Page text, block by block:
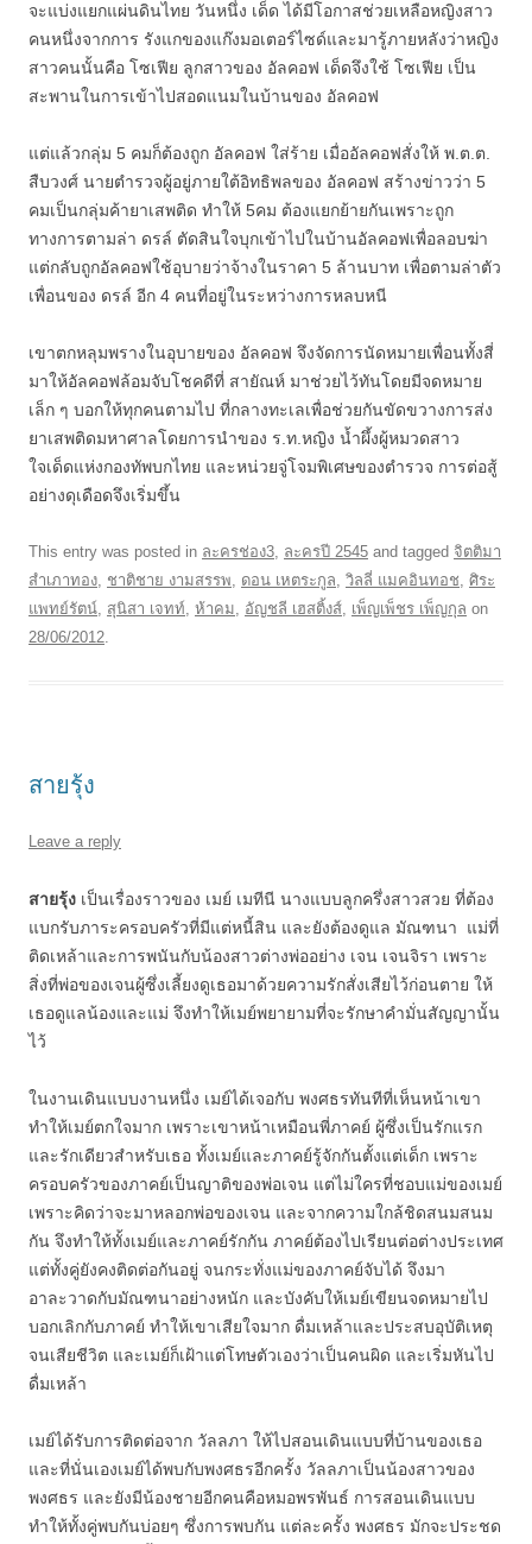
จะแบ่งแยกแผ่นดินไทย วันหนึ่ง เด็ด ได้มีโอกาสช่วยเหลือหญิงสาว
คนหนึ่งจากการ รังแกของแก๊งมอเตอร์ไซด์และมารู้ภายหลังว่าหญิง
สาวคนนั้นคือ โซเฟีย ลูกสาวของ อัลคอฟ เด็ดจึงใช้ โซเฟีย เป็น
สะพานในการเข้าไปสอดแนมในบ้านของ อัลคอฟ
แต่แล้วกลุ่ม 5 คมก็ต้องถูก อัลคอฟ ใส่ร้าย เมื่ออัลคอฟสั่งให้ พ.ต.ต.
สืบวงศ์ นายตำรวจผู้อยู่ภายใต้อิทธิพลของ อัลคอฟ สร้างข่าวว่า 5
คมเป็นกลุ่มค้ายาเสพติด ทำให้ 5คม ต้องแยกย้ายกันเพราะถูก
ทางการตามล่า ดรล์ ตัดสินใจบุกเข้าไปในบ้านอัลคอฟเพื่อลอบฆ่า
แต่กลับถูกอัลคอฟใช้อุบายว่าจ้างในราคา 5 ล้านบาท เพื่อตามล่าตัว
เพื่อนของ ดรล์ อีก 4 คนที่อยู่ในระหว่างการหลบหนี
เขาตกหลุมพรางในอุบายของ อัลคอฟ จึงจัดการนัดหมายเพื่อนทั้งสี่
มาให้อัลคอฟล้อมจับโชคดีที่ สายัณห์ มาช่วยไว้ทันโดยมีจดหมาย
เล็ก ๆ บอกให้ทุกคนตามไป ที่กลางทะเลเพื่อช่วยกันขัดขวางการส่ง
ยาเสพติดมหาศาลโดยการนำของ ร.ท.หญิง น้ำผึ้งผู้หมวดสาว
ใจเด็ดแห่งกองทัพบกไทย และหน่วยจู่โจมพิเศษของตำรวจ การต่อสู้
อย่างดุเดือดจึงเริ่มขึ้น
This entry was posted in ละครช่อง3, ละครปี 2545 and tagged จิตติมา
สำเภาทอง, ชาติชาย งามสรรพ, ดอน เหตระกูล, วิลลี่ แมคอินทอช, ศิระ
แพทย์รัตน์, สุนิสา เจทท์, ห้าคม, อัญชลี เฮสติ้งส์, เพ็ญเพ็ชร เพ็ญกุล on
28/06/2012.
สายรุ้ง
Leave a reply
สายรุ้ง เป็นเรื่องราวของ เมย์ เมทีนี นางแบบลูกครึ่งสาวสวย ที่ต้อง
แบกรับภาระครอบครัวที่มีแต่หนี้สิน และยังต้องดูแล มัณฑนา แม่ที่
ติดเหล้าและการพนันกับน้องสาวต่างพ่ออย่าง เจน เจนจิรา เพราะ
สิ่งที่พ่อของเจนผู้ซึ่งเลี้ยงดูเธอมาด้วยความรักสั่งเสียไว้ก่อนตาย ให้
เธอดูแลน้องและแม่ จึงทำให้เมย์พยายามที่จะรักษาคำมั่นสัญญานั้น
ไว้
ในงานเดินแบบงานหนึ่ง เมย์ได้เจอกับ พงศธรทันทีที่เห็นหน้าเขา
ทำให้เมย์ตกใจมาก เพราะเขาหน้าเหมือนพี่ภาคย์ ผู้ซึ่งเป็นรักแรก
และรักเดียวสำหรับเธอ ทั้งเมย์และภาคย์รู้จักกันตั้งแต่เด็ก เพราะ
ครอบครัวของภาคย์เป็นญาติของพ่อเจน แต่ไม่ใครที่ชอบแม่ของเมย์
เพราะคิดว่าจะมาหลอกพ่อของเจน และจากความใกล้ชิดสนมสนม
กัน จึงทำให้ทั้งเมย์และภาคย์รักกัน ภาคย์ต้องไปเรียนต่อต่างประเทศ
แต่ทั้งคู่ยังคงติดต่อกันอยู่ จนกระทั่งแม่ของภาคย์จับได้ จึงมา
อาละวาดกับมัณฑนาอย่างหนัก และบังคับให้เมย์เขียนจดหมายไป
บอกเลิกกับภาคย์ ทำให้เขาเสียใจมาก ดื่มเหล้าและประสบอุบัติเหตุ
จนเสียชีวิต และเมย์ก็เฝ้าแต่โทษตัวเองว่าเป็นคนผิด และเริ่มหันไป
ดื่มเหล้า
เมย์ได้รับการติดต่อจาก วัลลภา ให้ไปสอนเดินแบบที่บ้านของเธอ
และที่นั่นเองเมย์ได้พบกับพงศธรอีกครั้ง วัลลภาเป็นน้องสาวของ
พงศธร และยังมีน้องชายอีกคนคือหมอพรพันธ์ การสอนเดินแบบ
ทำให้ทั้งคู่พบกันบ่อยๆ ซึ่งการพบกัน แต่ละครั้ง พงศธร มักจะประชด